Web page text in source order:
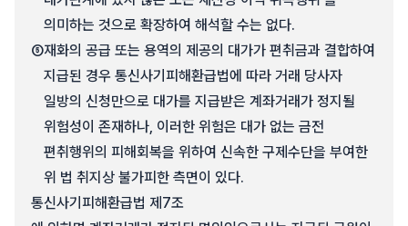
의미하는 것으로 확장하여 해석할 수는 없다.
⑤재화의 공급 또는 용역의 제공의 대가가 편취금과 결합하여
지급된 경우 통신사기피해환급법에 따라 거래 당사자
일방의 신청만으로 대가를 지급받은 계좌거래가 정지될
위험성이 존재하나, 이러한 위험은 대가 없는 금전
편취행위의 피해회복을 위하여 신속한 구제수단을 부여한
위 법 취지상 불가피한 측면이 있다.
통신사기피해환급법 제7조